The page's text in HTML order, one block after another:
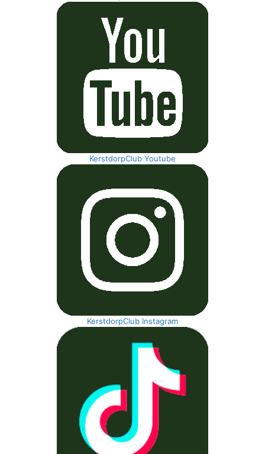
KerstdorpClub Youtube
KerstdorpClub Instagram